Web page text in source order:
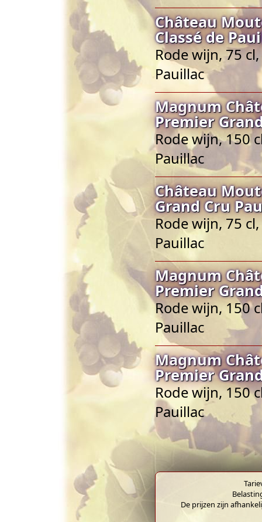
Château
Classé de
Rode wijn, 75
Pauillac
Magnum
Premier
Rode wijn, 150
Pauillac
Château
Grand Cru
Rode wijn, 75
Pauillac
Magnum
Premier
Rode wijn, 150
Pauillac
Magnum
Premier
Rode wijn, 150
Pauillac
De prijzen zijn